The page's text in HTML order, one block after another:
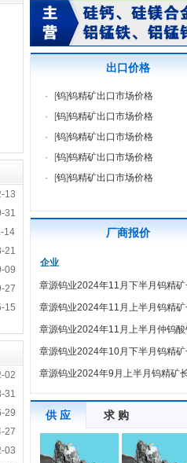
13
31
14
21
09
27
15
02
31
29
27
03
出口价格
· [钨]钨精矿出口市场价格
·
[钨]钨精矿出口市场价格
·
[钨]钨精矿出口市场价格
·
[钨]钨精矿出口市场价格
·
[钨]钨精矿出口市场价格
厂商报价
企业
章源钨业2024年11月下半月钨精
章源钨业2024年11月上半月钨精
章源钨业2024年11月上半月仲钨
章源钨业2024年10月下半月钨精
章源钨业2024年9月上半月钨精矿
供 应 求 购